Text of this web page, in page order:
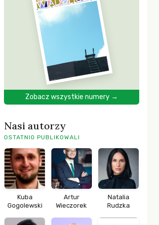
Zobacz wszystkie numery →
Nasi autorzy
OSTATNIO PUBLIKOWALI
Kuba
Gogolewski
Artur
Wieczorek
Natalia
Rudzka